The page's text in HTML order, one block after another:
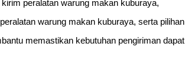
peralatan warung makan kuburaya,
warung makan kuburaya, serta pilihan
memastikan kebutuhan pengiriman dapat